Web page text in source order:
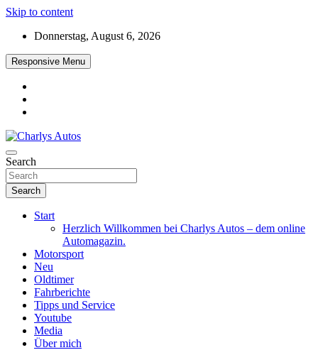
Skip to content
Donnerstag, August 6, 2026
Responsive Menu
Charlys Autos
Das neue Automagazin – global. regional. informativ. interaktiv
Search
Search
Start
Herzlich Willkommen bei Charlys Autos – dem online
Automagazin.
Motorsport
Neu
Oldtimer
Fahrberichte
Tipps und Service
Youtube
Media
Über mich